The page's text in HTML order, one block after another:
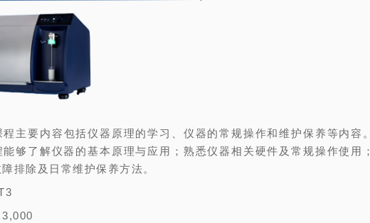
程主要内容包括仪器原理的学习、仪器的常规操作和维护保养等内容。
够了解仪器的基本原理与应用；熟悉仪器相关硬件及常规操作使用；
排除及日常维护保养方法。
3,000